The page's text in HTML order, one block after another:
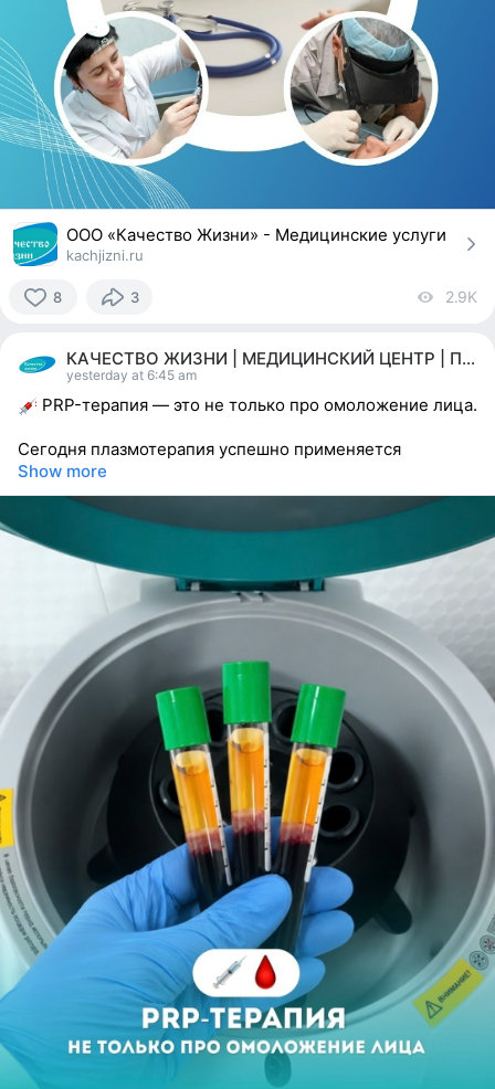
ООО «Качество Жизни» - Медицинские услуги
kachjizni.ru
8
reacted
3 2.9K
КАЧЕСТВО ЖИЗНИ | МЕДИЦИНСКИЙ ЦЕНТР | ПЕРМЬ
yesterday at 6:45 am
PRP-терапия — это не только про омоложение лица.
Сегодня плазмотерапия успешно применяется
Show more